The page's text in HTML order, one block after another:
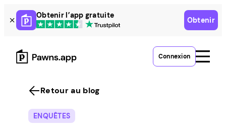
Skip
to
content
Obtenir l’app gratuite
Obtenir
Connexion
Retour au blog
ENQUÊTES